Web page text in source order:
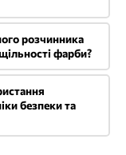
розчинника
фарби?
безпеки та